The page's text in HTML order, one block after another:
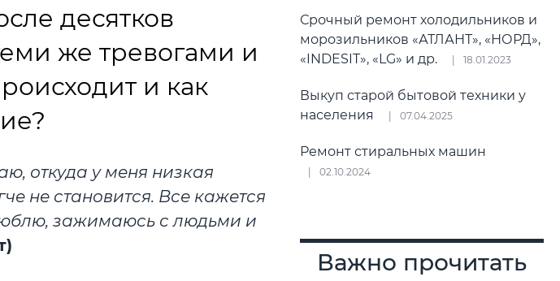
десятков
же тревогами и
и как
откуда у меня низкая
не становится. Все кажется
зажимаюсь с людьми и
Срочный ремонт холодильников и
морозильников «АТЛАНТ», «НОРД»,
«INDESIT», «LG» и др.
18.01.2023
Выкуп старой бытовой техники у
населения
07.04.2025
Ремонт стиральных машин
02.10.2024
Важно прочитать